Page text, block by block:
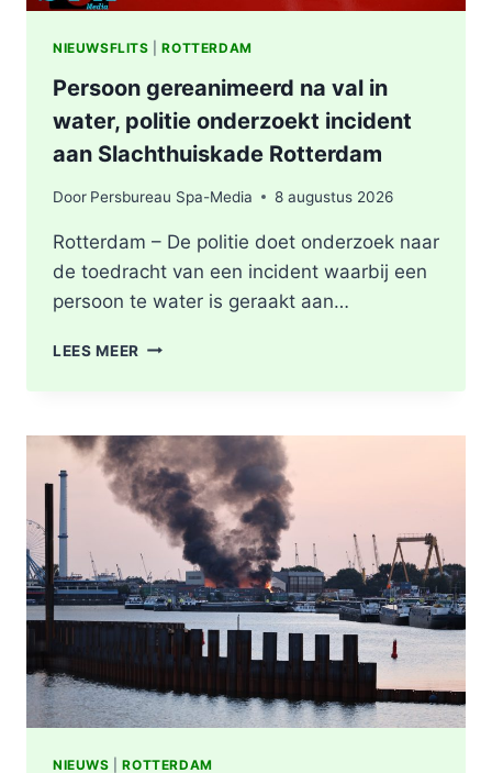
NIEUWSFLITS |ROTTERDAM
Persoon gereanimeerd na val in
water, politie onderzoekt incident
aan Slachthuiskade Rotterdam
Door Persbureau Spa-Media 8 augustus 2026
Rotterdam – De politie doet onderzoek naar
de toedracht van een incident waarbij een
persoon te water is geraakt aan…
LEES MEER PERSOON
IN
WATER,
POLITIE
ONDERZOEKT
INCIDENT
AAN
SLACHTHUISKADE
ROTTERDAM
NIEUWS |ROTTERDAM